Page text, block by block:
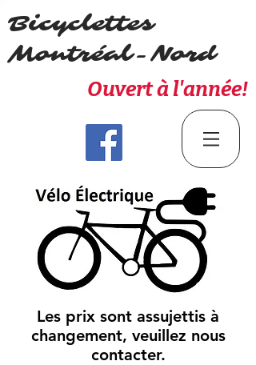
Bicyclettes
Montréal-Nord
Ouvert à l'année!
Les prix sont assujettis à
changement, veuillez nous
contacter.